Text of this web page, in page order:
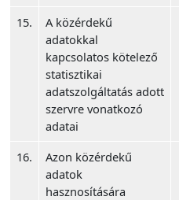
15.
A közérdekű
adatokkal
kapcsolatos kötelező
statisztikai
adatszolgáltatás adott
szervre vonatkozó
adatai
16.
Azon közérdekű
adatok
hasznosítására